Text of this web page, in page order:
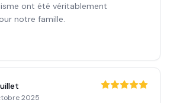
ont été véritablement
notre famille.
2025